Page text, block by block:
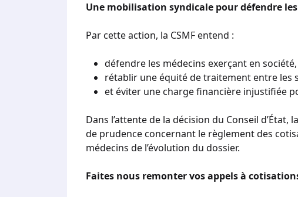
Une mobilisation syndicale pour défendre
Par cette action, la CSMF entend :
défendre les médecins exerçant en société,
rétablir une équité de traitement entre les
et éviter une charge financière injustifiée
Dans l’attente de la décision du Conseil
de prudence concernant le règlement des
médecins de l’évolution du dossier.
Faites nous remonter vos appels à